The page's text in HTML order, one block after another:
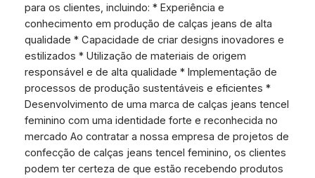
para os clientes, incluindo: * Experiência e
conhecimento em produção de calças jeans de alta
qualidade * Capacidade de criar designs inovadores e
estilizados * Utilização de materiais de origem
responsável e de alta qualidade * Implementação de
processos de produção sustentáveis e eficientes *
Desenvolvimento de uma marca de calças jeans tencel
feminino com uma identidade forte e reconhecida no
mercado Ao contratar a nossa empresa de projetos de
confecção de calças jeans tencel feminino, os clientes
podem ter certeza de que estão recebendo produtos